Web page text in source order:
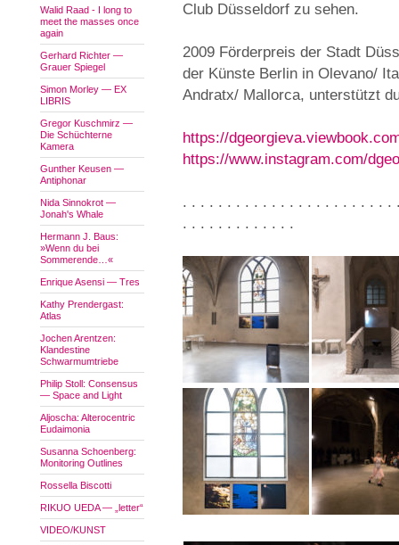
Walid Raad - I long to
meet the masses once
again
Gerhard Richter —
Grauer Spiegel
Simon Morley — EX
LIBRIS
Gregor Kuschmirz —
Die Schüchterne
Kamera
Gunther Keusen —
Antiphonar
Nida Sinnokrot —
Jonah's Whale
Hermann J. Baus:
»Wenn du bei
Sommerende…«
Enrique Asensi — Tres
Kathy Prendergast:
Atlas
Jochen Arentzen:
Klandestine
Schwarmumtriebe
Philip Stoll: Consensus
— Space and Light
Aljoscha: Alterocentric
Eudaimonia
Susanna Schoenberg:
Monitoring Outlines
Rossella Biscotti
RIKUO UEDA — „letter“
VIDEO/KUNST
Club Düsseldorf zu sehen.
2009 Förderpreis der Stadt
der Künste Berlin in Olevano/
Andratx/ Mallorca, unterstützt
https://
https://www.instagram.com/
. . . . . . . . . . . . . . . . . . . . . . .
. . . . . . . . . . . . .